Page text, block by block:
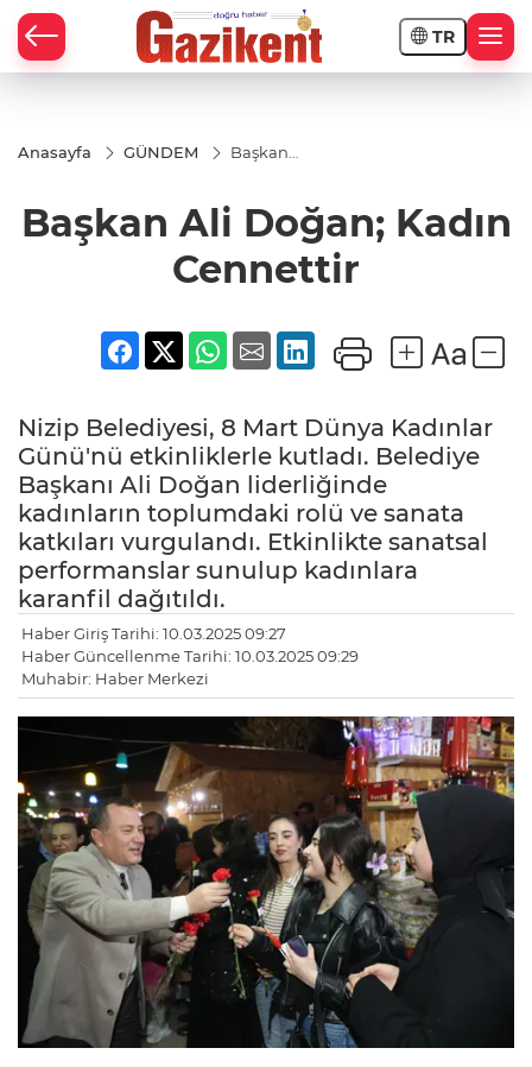
TR
Anasayfa GÜNDEM
Başkan
Kadın
Cennettir
Başkan Ali Doğan; Kadın
Cennettir
Nizip Belediyesi, 8 Mart Dünya Kadınlar
Günü'nü etkinliklerle kutladı. Belediye
Başkanı Ali Doğan liderliğinde
kadınların toplumdaki rolü ve sanata
katkıları vurgulandı. Etkinlikte sanatsal
performanslar sunulup kadınlara
karanfil dağıtıldı.
Haber Giriş Tarihi: 10.03.2025 09:27
Haber Güncellenme Tarihi: 10.03.2025 09:29
Muhabir: Haber Merkezi